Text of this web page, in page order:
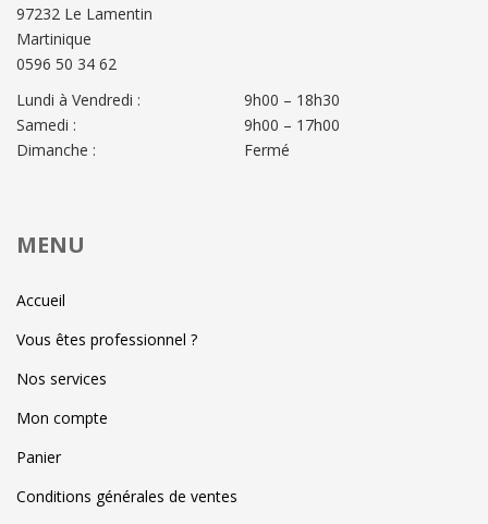
97232 Le Lamentin
Martinique
0596 50 34 62
Lundi à Vendredi :
Samedi :
Dimanche :
9h00 – 18h30
9h00 – 17h00
Fermé
MENU
Accueil
Vous êtes professionnel ?
Nos services
Mon compte
Panier
Conditions générales de ventes